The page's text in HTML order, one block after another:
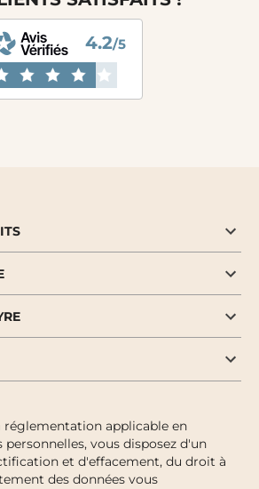
4.2/5
applicable en
vous disposez d'un
et d'effacement, du droit à
des données vous